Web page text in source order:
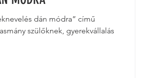
dán módra” című
szülőknek, gyerekvállalás